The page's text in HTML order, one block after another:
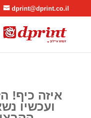
dprint@dprint.co.il
איזה כיף!
ועכשיו